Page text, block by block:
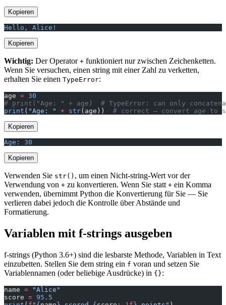
Kopieren
Hello, Alice!
Kopieren
Wichtig: Der Operator + funktioniert nur zwischen Zeichenketten.
Wenn Sie versuchen, einen string mit einer Zahl zu verketten,
erhalten Sie einen TypeError:
age = 30
# print("Age: " + age)  # TypeError: can only
print ( "Age: " + str(age)) # correct — convert age
Kopieren
Age: 30
Kopieren
Verwenden Sie str() , um einen Nicht-string-Wert vor der
Verwendung von + zu konvertieren. Wenn Sie statt + ein Komma
verwenden, übernimmt Python die Konvertierung für Sie — Sie
verlieren dabei jedoch die Kontrolle über Abstände und
Formatierung.
Variablen mit f-strings ausgeben
f-strings (Python 3.6+) sind die lesbarste Methode, Variablen in Text
einzubetten. Stellen Sie dem string ein f voran und setzen Sie
Variablennamen (oder beliebige Ausdrücke) in {}:
name = "Alice"
score = 95.5